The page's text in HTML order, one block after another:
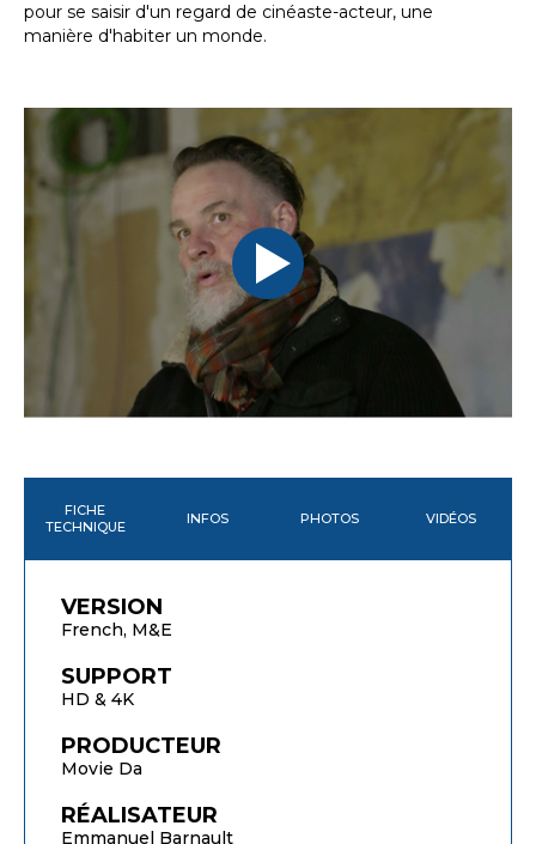
pour se saisir d'un regard de cinéaste-acteur, une
manière d'habiter un monde.
FICHE
TECHNIQUE
INFOS PHOTOS VIDÉOS
VERSION
French, M&E
SUPPORT
HD & 4K
PRODUCTEUR
Movie Da
RÉALISATEUR
Emmanuel Barnault